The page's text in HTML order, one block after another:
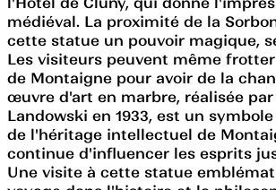
médiéval. La proximité de la
cette statue un pouvoir magique,
Les visiteurs peuvent même
de Montaigne pour avoir de la
œuvre d'art en marbre, réalisée
Landowski en 1933, est un
de l'héritage intellectuel de
continue d'influencer les esprits
Une visite à cette statue